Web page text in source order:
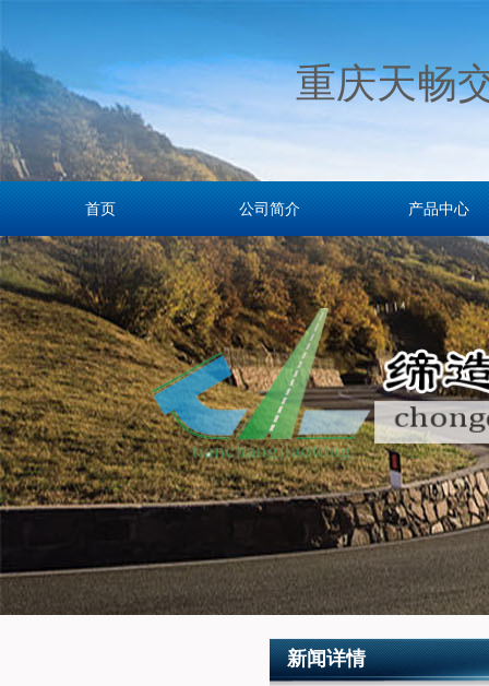
新闻详情
重庆天畅
首页 公司简介 产品中心